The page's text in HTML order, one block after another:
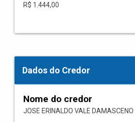
R$ 1.444,00
Dados do Credor
Nome do credor
JOSE ERINALDO VALE DAMASCENO